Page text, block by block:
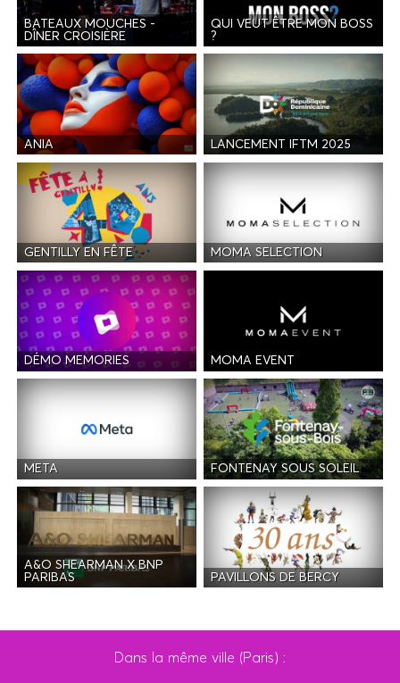
BATEAUX MOUCHES -
DÎNER CROISIÈRE
QUI VEUT ÊTRE MON BOSS
?
ANIA LANCEMENT IFTM 2025
GENTILLY EN FÊTE MOMA SELECTION
DÉMO MEMORIES MOMA EVENT
META FONTENAY SOUS SOLEIL
A&O SHEARMAN X BNP
PARIBAS
PAVILLONS DE BERCY
Dans la même ville (Paris) :